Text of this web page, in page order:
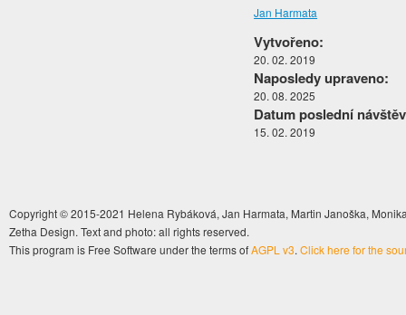
Jan Harmata
Vytvořeno:
20. 02. 2019
Naposledy upraveno:
20. 08. 2025
Datum poslední
15. 02. 2019
Copyright © 2015-2021 Helena Rybáková, Jan Harmata, Martin Janoška,
Zetha Design. Text and photo: all rights reserved.
This program is Free Software under the terms ofAGPL v3. Click here for the